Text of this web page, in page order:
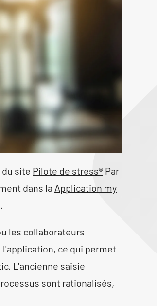
du site Pilote de stress® Par
dans la Application my
les collaborateurs
ce qui permet
L'ancienne saisie
sont rationalisés,